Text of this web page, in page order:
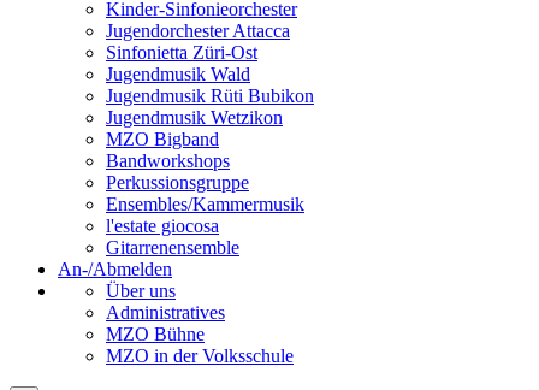
Kinder-Sinfonieorchester
Jugendorchester Attacca
Sinfonietta Züri-Ost
Jugendmusik Wald
Jugendmusik Rüti Bubikon
Jugendmusik Wetzikon
MZO Bigband
Bandworkshops
Perkussionsgruppe
Ensembles/Kammermusik
l'estate giocosa
Gitarrenensemble
An-/Abmelden
Über uns
Administratives
MZO Bühne
MZO in der Volksschule